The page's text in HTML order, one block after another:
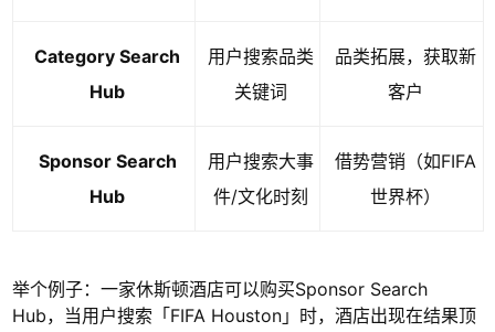
Category Search
Hub
用户搜索品类
关键词
品类拓展，获取新
客户
Sponsor Search
Hub
用户搜索大事
件/文化时刻
借势营销（如FIFA
世界杯）
举个例子：一家休斯顿酒店可以购买Sponsor Search
Hub，当用户搜索「FIFA Houston」时，酒店出现在结果顶